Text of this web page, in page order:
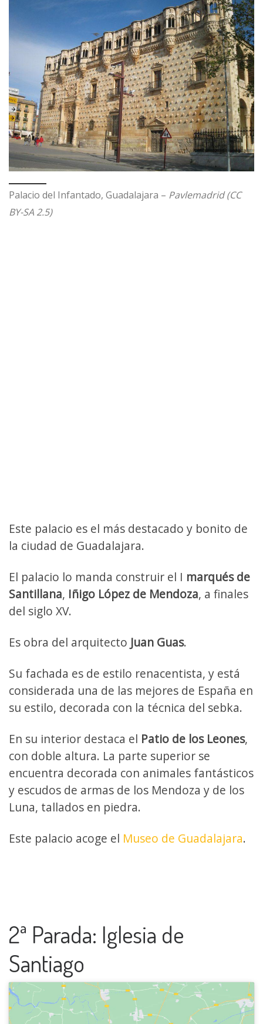
Palacio del Infantado, Guadalajara – Pavlemadrid (CC
BY-SA 2.5)
Este palacio es el más destacado y bonito de
la ciudad de Guadalajara.
El palacio lo manda construir el I marqués de
Santillana, Iñigo López de Mendoza, a finales
del siglo XV.
Es obra del arquitecto Juan Guas.
Su fachada es de estilo renacentista, y está
considerada una de las mejores de España en
su estilo, decorada con la técnica del sebka.
En su interior destaca el Patio de los Leones,
con doble altura. La parte superior se
encuentra decorada con animales fantásticos
y escudos de armas de los Mendoza y de los
Luna, tallados en piedra.
Este palacio acoge el Museo de Guadalajara.
2ª Parada: Iglesia de
Santiago